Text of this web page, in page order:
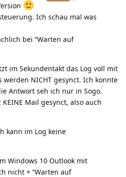
Ich schau mal was
bei “Warten auf
im Sekundentakt das Log voll mit
werden NICHT gesynct. Ich konnte
Antwort seh ich nur in Sogo.
Mail gesynct, also auch
kann im Log keine
Windows 10 Outlook mit
nicht + “Warten auf